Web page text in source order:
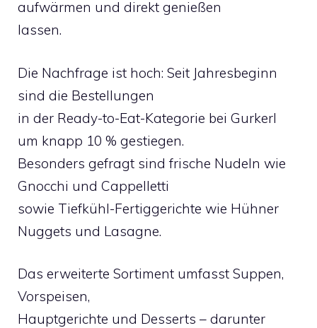
aufwärmen und direkt genießen
lassen.
Die Nachfrage ist hoch: Seit Jahresbeginn
sind die Bestellungen
in der Ready-to-Eat-Kategorie bei Gurkerl
um knapp 10 % gestiegen.
Besonders gefragt sind frische Nudeln wie
Gnocchi und Cappelletti
sowie Tiefkühl-Fertiggerichte wie Hühner
Nuggets und Lasagne.
Das erweiterte Sortiment umfasst Suppen,
Vorspeisen,
Hauptgerichte und Desserts – darunter